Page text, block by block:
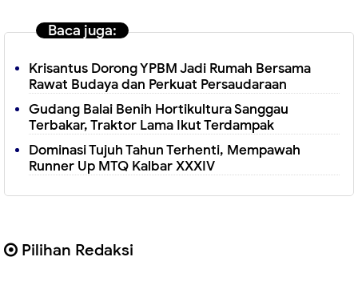
Baca juga:
Krisantus Dorong YPBM Jadi Rumah Bersama
Rawat Budaya dan Perkuat Persaudaraan
Gudang Balai Benih Hortikultura Sanggau
Terbakar, Traktor Lama Ikut Terdampak
Dominasi Tujuh Tahun Terhenti, Mempawah
Runner Up MTQ Kalbar XXXIV
Pilihan Redaksi